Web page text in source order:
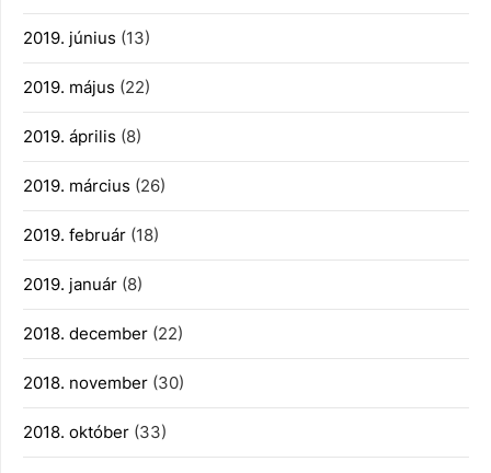
2019. június (13)
2019. május (22)
2019. április (8)
2019. március (26)
2019. február (18)
2019. január (8)
2018. december (22)
2018. november (30)
2018. október (33)